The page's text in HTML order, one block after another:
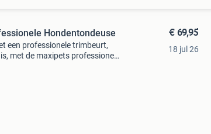
Hondentondeuse
een professionele trimbeurt,
met de maxipets professionele
€ 69,95
18 jul 26